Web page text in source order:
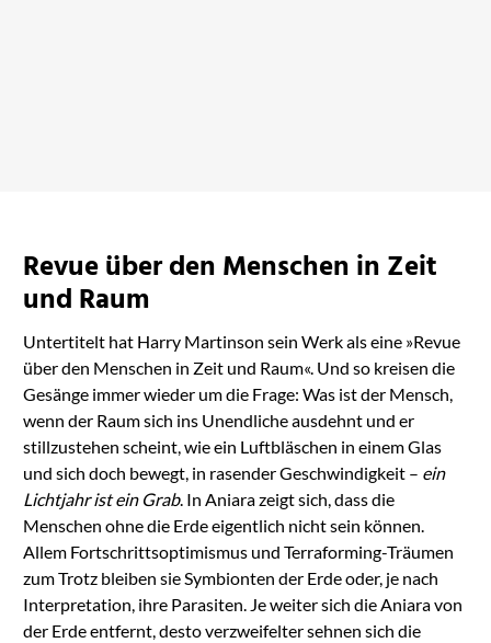
Revue über den Menschen in Zeit
und Raum
Untertitelt hat Harry Martinson sein Werk als eine »Revue
über den Menschen in Zeit und Raum«. Und so kreisen die
Gesänge immer wieder um die Frage: Was ist der Mensch,
wenn der Raum sich ins Unendliche ausdehnt und er
stillzustehen scheint, wie ein Luftbläschen in einem Glas
und sich doch bewegt, in rasender Geschwindigkeit – ein
Lichtjahr ist ein Grab. In Aniara zeigt sich, dass die
Menschen ohne die Erde eigentlich nicht sein können.
Allem Fortschrittsoptimismus und Terraforming-Träumen
zum Trotz bleiben sie Symbionten der Erde oder, je nach
Interpretation, ihre Parasiten. Je weiter sich die Aniara von
der Erde entfernt, desto verzweifelter sehnen sich die